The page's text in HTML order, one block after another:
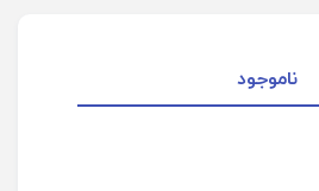
ناموجود